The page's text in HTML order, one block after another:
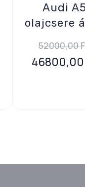
Audi
olajcsere
52000,00
46800,00